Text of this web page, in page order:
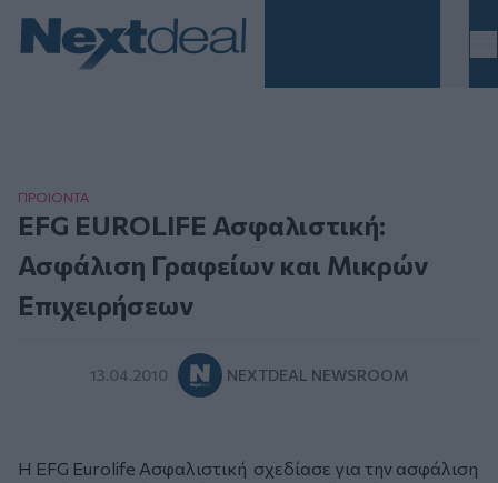
ΠΡΟΙΟΝΤΑ
EFG EUROLIFE Ασφαλιστική:
Ασφάλιση Γραφείων και Μικρών
Επιχειρήσεων
13.04.2010 NEXTDEAL NEWSROOM
Η EFG Eurolife Ασφαλιστική σχεδίασε για την ασφάλιση